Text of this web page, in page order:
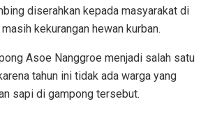
diserahkan kepada masyarakat di
kekurangan hewan kurban.
Asoe Nanggroe menjadi salah satu
tahun ini tidak ada warga yang
sapi di gampong tersebut.